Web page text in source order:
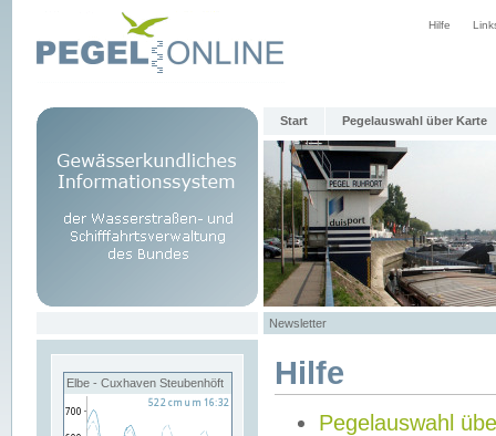
Hilfe
Start Pegelauswahl über Karte
Newsletter
Elbe - Cuxhaven Steubenhöft Hilfe
Pegelauswahl